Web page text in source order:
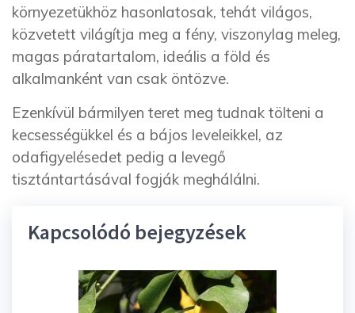
környezetükhöz hasonlatosak, tehát világos,
közvetett világítja meg a fény, viszonylag meleg,
magas páratartalom, ideális a föld és
alkalmanként van csak öntözve.
Ezenkívül bármilyen teret meg tudnak tölteni a
kecsességükkel és a bájos leveleikkel, az
odafigyelésedet pedig a levegő
tisztántartásával fogják meghálálni.
Kapcsolódó bejegyzések